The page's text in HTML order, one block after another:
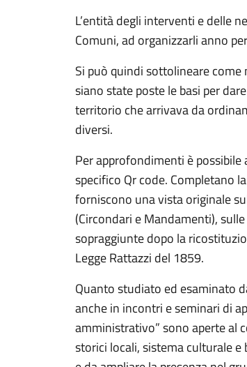
L’entità degli interventi e delle
Comuni, ad organizzarli anno
Si può quindi sottolineare
siano state poste le basi per
territorio che arrivava da
diversi.
Per approfondimenti è
specifico Qr code. Completano
forniscono una vista originale
(Circondari e Mandamenti),
sopraggiunte dopo la
Legge Rattazzi del 1859.
Quanto studiato ed esaminato
anche in incontri e seminari di
amministrativo” sono aperte al
storici locali, sistema culturale